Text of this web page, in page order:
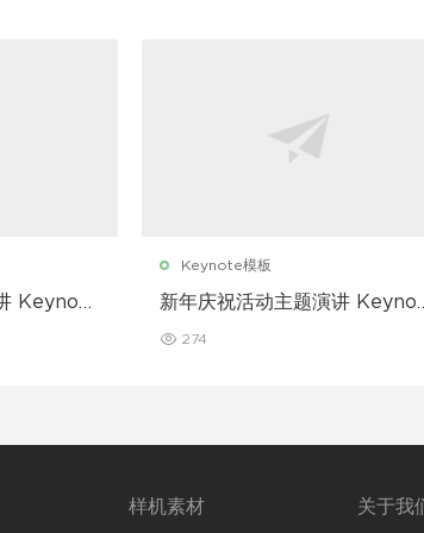
Keynote
Keynote模板
新年庆祝活动主题演讲
274
样机素材 关于我